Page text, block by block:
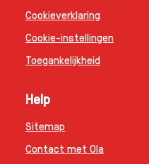
Cookieverklaring
Cookie-instellingen
Toegankelijkheid
Help
Sitemap
Contact met Ola